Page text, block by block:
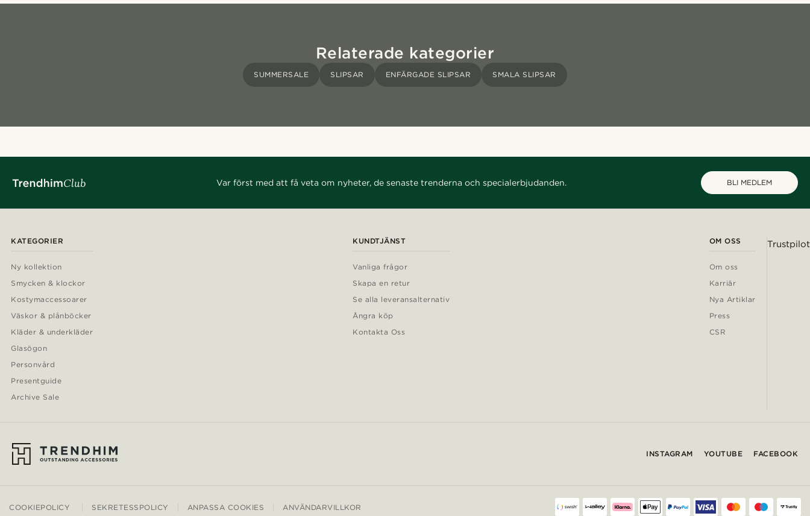
Relaterade kategorier
SUMMERSALE SLIPSAR ENFÄRGADE SLIPSAR SMALA SLIPSAR
Var först med att få veta om nyheter, de senaste trenderna och specialerbjudanden. BLI MEDLEM
KATEGORIER
Ny kollektion
Smycken & klockor
Kostymaccessoarer
Väskor & plånböcker
Kläder & underkläder
Glasögon
Personvård
Presentguide
Archive Sale
KUNDTJÄNST
Vanliga frågor
Skapa en retur
Se alla leveransalternativ
Ångra köp
Kontakta Oss
OM OSS
Om oss
Karriär
Nya Artiklar
Press
CSR
Trustpilot
INSTAGRAM YOUTUBE FACEBOOK
COOKIEPOLICY SEKRETESSPOLICY ANPASSA COOKIES ANVÄNDARVILLKOR